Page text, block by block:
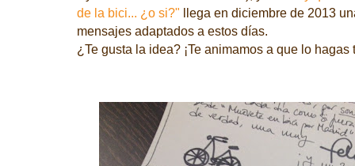
de la bici... ¿o si?" llega en diciembre de 2013
mensajes adaptados a estos días.
¿Te gusta la idea? ¡Te animamos a que lo hagas